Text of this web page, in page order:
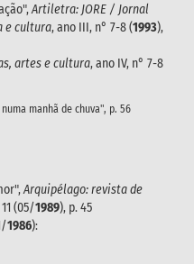
Artiletra: JORE / Jornal
e cultura, ano III, n° 7-8 (1993),
artes e cultura, ano IV, n° 7-8
manhã de chuva", p. 56
Arquipélago: revista de
(05/1989), p. 45
1986):